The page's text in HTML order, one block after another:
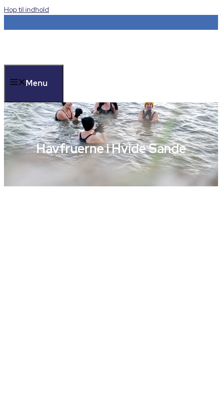
Hop til indhold
Menu
Havfruerne i Hvide Sande